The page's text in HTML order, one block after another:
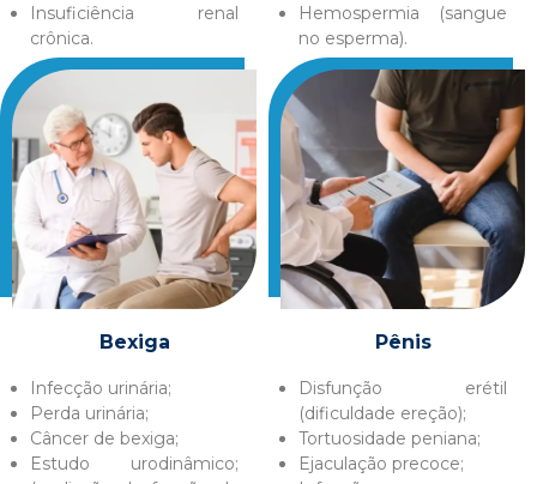
Insuficiência renal
crônica.
Hemospermia (sangue
no esperma).
Bexiga
Infecção urinária;
Perda urinária;
Câncer de bexiga;
Estudo urodinâmico;
Pênis
Disfunção erétil
(dificuldade ereção);
Tortuosidade peniana;
Ejaculação precoce;